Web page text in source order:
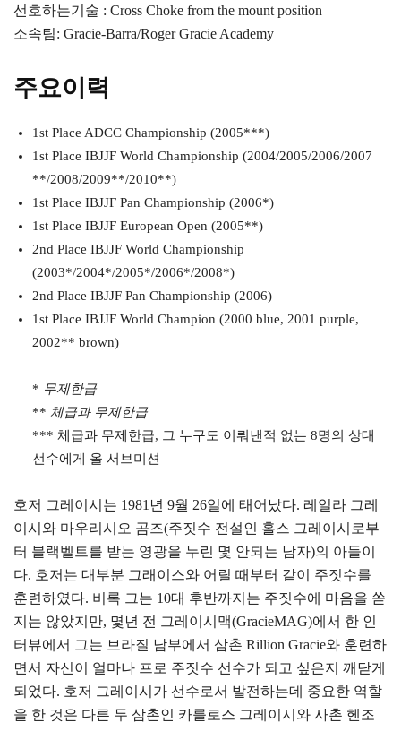
선호하는기술 : Cross Choke from the mount position
소속팀: Gracie-Barra/Roger Gracie Academy
주요이력
1st Place ADCC Championship (2005***)
1st Place IBJJF World Championship (2004/2005/2006/2007
**/2008/2009**/2010**)
1st Place IBJJF Pan Championship (2006*)
1st Place IBJJF European Open (2005**)
2nd Place IBJJF World Championship
(2003*/2004*/2005*/2006*/2008*)
2nd Place IBJJF Pan Championship (2006)
1st Place IBJJF World Champion (2000 blue, 2001 purple,
2002** brown)
* 무제한급
** 체급과 무제한급
*** 체급과 무제한급, 그 누구도 이뤄낸적 없는 8명의 상대
선수에게 올 서브미션
호저 그레이시는 1981년 9월 26일에 태어났다. 레일라 그레
이시와 마우리시오 곰즈(주짓수 전설인 홀스 그레이시로부
터 블랙벨트를 받는 영광을 누린 몇 안되는 남자)의 아들이
다. 호저는 대부분 그래이스와 어릴 때부터 같이 주짓수를
훈련하였다. 비록 그는 10대 후반까지는 주짓수에 마음을 쏟
지는 않았지만, 몇년 전 그레이시맥(GracieMAG)에서 한 인
터뷰에서 그는 브라질 남부에서 삼촌 Rillion Gracie와 훈련하
면서 자신이 얼마나 프로 주짓수 선수가 되고 싶은지 깨닫게
되었다. 호저 그레이시가 선수로서 발전하는데 중요한 역할
을 한 것은 다른 두 삼촌인 카를로스 그레이시와 사촌 헨조